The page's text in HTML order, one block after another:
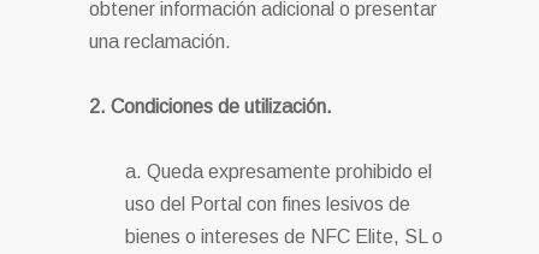
obtener información adicional o presentar
una reclamación.
2. Condiciones de utilización.
a. Queda expresamente prohibido el
uso del Portal con fines lesivos de
bienes o intereses de NFC Elite, SL o